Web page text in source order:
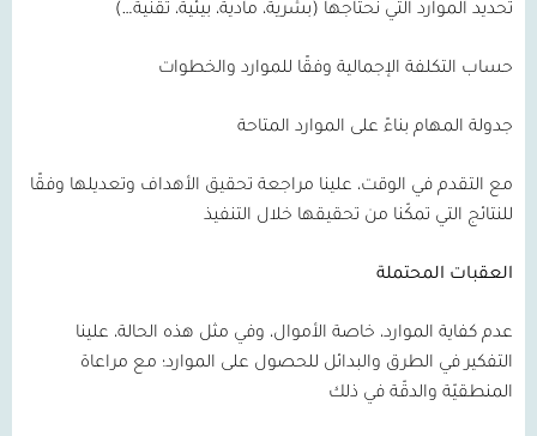
تحديد الموارد التي نحتاجها (بشرية، مادية، بيئية، تقنية…)
حساب التكلفة الإجمالية وفقًا للموارد والخطوات
جدولة المهام بناءً على الموارد المتاحة
مع التقدم في الوقت، علينا مراجعة تحقيق الأهداف وتعديلها وفقًا
للنتائج التي تمكّنا من تحقيقها خلال التنفيذ
العقبات المحتملة
عدم كفاية الموارد، خاصة الأموال، وفي مثل هذه الحالة، علينا
التفكير في الطرق والبدائل للحصول على الموارد؛ مع مراعاة
المنطقيّة والدقّة في ذلك